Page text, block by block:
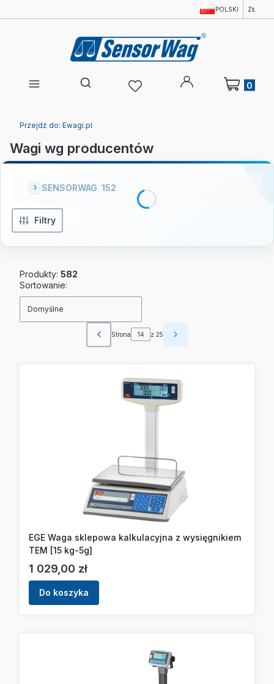
POLSKI ZŁ
Otwórz wyszukiwarkę
Produkty w
Przejdź do: Ewagi.pl
Wagi wg producentów
SENSORWAG 152
Filtry
Produkty: 582
Lista produktów
Sortowanie:
Domyślne
Poprzednie produkty
Strona z 25 Następne produkty
EGE Waga sklepowa kalkulacyjna z wysięgnikiem
TEM [15 kg-5g]
Cena
1 029,00 zł
Do koszyka